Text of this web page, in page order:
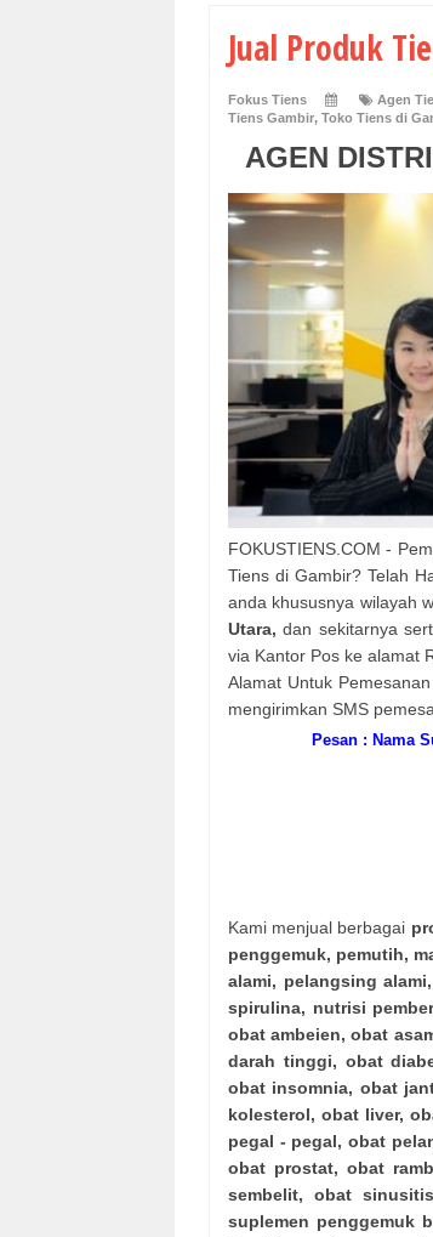
Jual Produk
Fokus Tiens Agen
Tiens Gambir, Toko Tiens di
AGEN
FOKUSTIENS.COM -
Tiens di Gambir? Telah
anda khususnya wilayah
Utara, dan sekitarnya
via Kantor Pos ke alamat
Alamat Untuk
mengirimkan SMS
Pesan : Nama
Kami menjual berbagai
penggemuk, pemutih,
alami, pelangsing
spirulina, nutrisi
obat ambeien, obat
darah tinggi, obat
obat insomnia, obat
kolesterol, obat liver,
pegal - pegal, obat
obat prostat, obat
sembelit, obat
suplemen penggemuk